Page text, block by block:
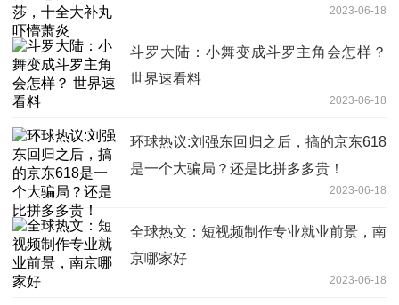
2023-06-18
斗罗大陆：小舞变成斗罗主角会怎样？
世界速看料
2023-06-18
环球热议:刘强东回归之后，搞的京东618
是一个大骗局？还是比拼多多贵！
2023-06-18
全球热文：短视频制作专业就业前景，南
京哪家好
2023-06-18